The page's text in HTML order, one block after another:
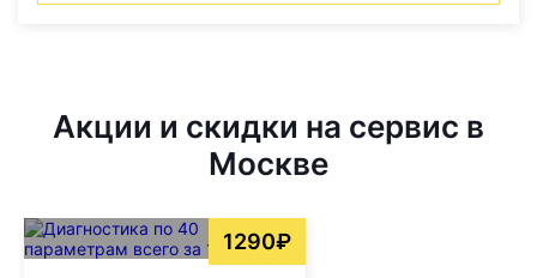
Акции и скидки на сервис в
Москве
1290₽